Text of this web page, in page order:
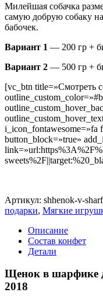
Милейшая собачка
самую добрую собаку
бабочек.
Вариант 1 — 200 гр +
Вариант 2 — 500 гр +
[vc_btn title=»Смотреть
i_icon_fontawesome=»fa
button_block=»true»
Артикул: shhenok-v-
подарки, Мягкие
Описание
Состав конфет
Детали
Щенок в шарфике
2018